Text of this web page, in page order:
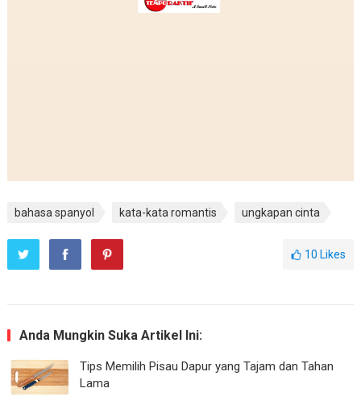
bahasa spanyol kata-kata romantis ungkapan cinta
10 Likes
Anda Mungkin Suka Artikel Ini:
Tips Memilih Pisau Dapur yang Tajam dan Tahan
Lama